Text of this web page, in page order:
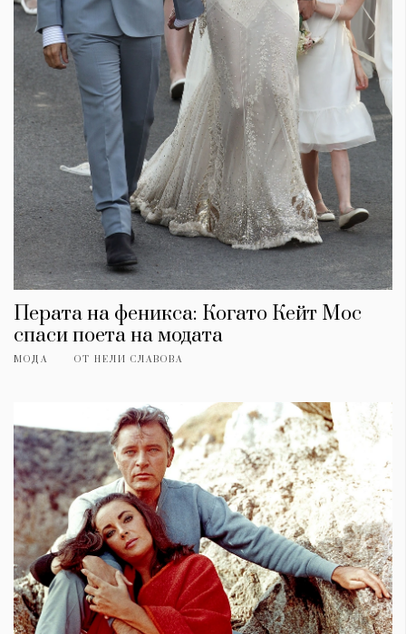
Перата на феникса: Когато Кейт Мос
спаси поета на модата
МОДА ОТ НЕЛИ СЛАВОВА